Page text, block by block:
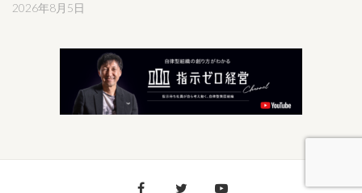
2026年8月5日